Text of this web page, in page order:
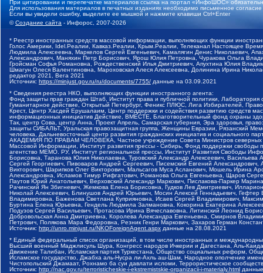
При цитировании и перепечатке материалов ссылка на портал «ИнфоШОС»
Для использования материалов в печатных изданиях необходимо письменное
Если вы увидели ошибку, выделите ее мышкой и нажмите клавиши Ctrl+Enter
©Создание сайта - Инфорос, 2007-2026
* Реестр иностранных средств массовой информации, выполняющих функции
Голос Америки, Idel.Реалии, Кавказ.Реалии, Крым.Реалии, Телеканал Настоящее
Людмила Алексеевна, Маркелов Сергей Евгеньевич, Камалягин Денис Николаевич,
Александрович, Маняхин Петр Борисович, Ярош Юлия Петровна, Чуракова Ольга
Гройсман Софья Романовна, Рождественский Илья Дмитриевич, Апухтина Юлия
Шмагун Олеся Валентиновна, Мароховская Алеся Алексеевна, Долинина Ирина
редактор 2021, Вега 2021
Источник: https://minjust.gov.ru/ru/documents/7755/ данные на 03.09.2021
* Сведения реестра НКО, выполняющих функции иностранного агента:
Фонд защиты прав граждан Штаб, Институт права и публичной политики,
Гуманитарное действие, Открытый Петербург, Феникс ПЛЮС, Лига Избирателей,
Крест, Центр Хасдей Ерушалаим, Центр поддержки и содействия развитию средств
информационных инициатив Действие, ВМЕСТЕ, Благотворительный фонд охраны
Так, центр Сова, центр Анна, Проект Апрель, Самарская губерния, Эра здоровья,
защиты СИБАЛЬТ, Уральская правозащитная группа, Женщины Евразии, Рязанский
человека, Дальневосточный центр развития гражданских инициатив и социального
АКАДЕМИЯ ПО ПРАВАМ ЧЕЛОВЕКА, Частное учреждение Совета Министров северных
Массовой Информации, Институт развития прессы - Сибирь, Фонд поддержки
агентство МЕМО. РУ, Институт региональной прессы, Институт Развития Свободы
Борисовна, Таранова Юлия Николаевна, Туровский Александр Алексеевич,
Сергей Георгиевич, Пивоваров Андрей Сергеевич, Писемский Евгений
Викторович, Шарипков Олег Викторович, Мальсагов Муса Асланович, Мошель Ирина
Александровна, Исламов Тимур Рифгатович, Романова Ольга Евгеньевна, Щаров
Паутов Юрий Анатольевич, Верховский Александр Маркович, Пислакова-Паркер
Рачинский Ян Збигневич, Жемкова Елена Борисовна, Гудков Лев Дмитриевич,
Николай Алексеевич, Блинушов Андрей Юрьевич, Мосин Алексей Геннадьевич,
Владимировна, Баженова Светлана Куприяновна, Исаев Сергей Владимирович,
Буртина Елена Юрьевна, Гендель Людмила Залмановна, Кокорина Екатерина
Подузов Сергей Васильевич, Протасова Ирина Вячеславовна, Литинский Леонид
Добровольская Анна Дмитриевна, Королева Александра Евгеньевна, Смирнов
Петрович, Полякова Мара Федоровна, Резник Генри Маркович, Захаров Герман
Источник: http://unro.minjust.ru/NKOForeignAgent.aspx данные на 28.08.2021
* Единый федеральный список организаций, в том числе иностранных и
Высший военный Маджлисуль Шура, Конгресс народов Ичкерии и Дагестана, Аль-
Движение Талибан, Исламская партия Туркестана, Общество социальных реформ,
Исламское государство, Джабха аль-Нусра ли-Ахль аш-Шам, Народное ополчение
Чистопольский Джамаат, Рохнамо ба суи давлати исломи, Террористическое
Источник: http://nac.gov.ru/terroristicheskie-i-ekstremistskie-organizacii-i-materialy.html